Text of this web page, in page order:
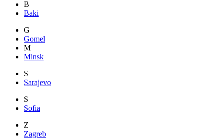
B
Baki
G
Gomel
M
Minsk
S
Sarajevo
S
Sofia
Z
Zagreb